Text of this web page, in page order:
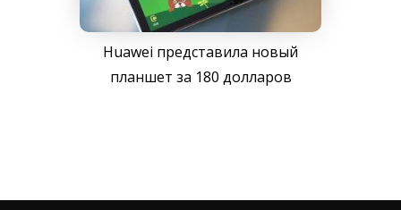
Huawei представила новый
планшет за 180 долларов